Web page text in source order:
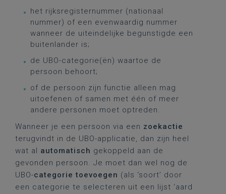
het rijksregisternummer (nationaal
nummer) of een evenwaardig nummer
wanneer de uiteindelijke begunstigde een
buitenlander is;
de UBO-categorie(ën) waartoe de
persoon behoort;
of de persoon zijn functie alleen mag
uitoefenen of samen met één of meer
andere personen moet optreden.
Wanneer je een persoon via een zoekactie
terugvindt in de UBO-applicatie, dan zijn heel
wat al automatisch gekoppeld aan de
gevonden persoon. Je moet dan wel nog de
UBO-categorie toevoegen (als ‘soort’ door
een categorie te selecteren uit een lijst ‘aard